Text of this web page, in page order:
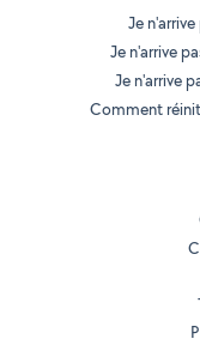
Je
Je n'arrive
Je n'arrive
Comment